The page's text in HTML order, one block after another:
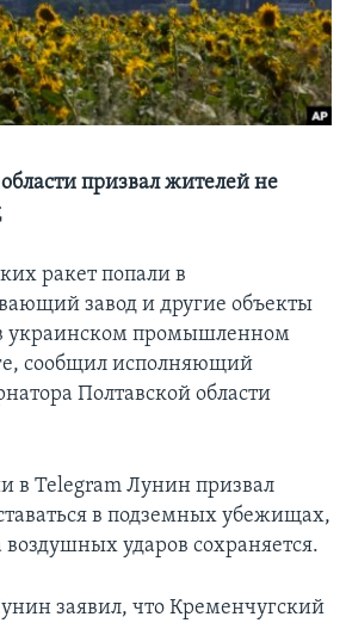
призвал жителей не
ракет попали в
завод и другие объекты
украинском промышленном
сообщил исполняющий
Полтавской области
в Telegram Лунин призвал
в подземных убежищах,
воздушных ударов сохраняется.
заявил, что Кременчугский